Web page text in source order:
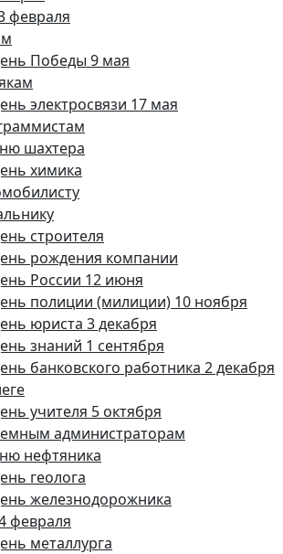
февраля
Победы 9 мая
электросвязи 17 мая
шахтера
химика
строителя
рождения компании
России 12 июня
полиции (милиции) 10 ноября
юриста 3 декабря
знаний 1 сентября
банковского работника 2 декабря
учителя 5 октября
администраторам
нефтяника
геолога
железнодорожника
февраля
металлурга